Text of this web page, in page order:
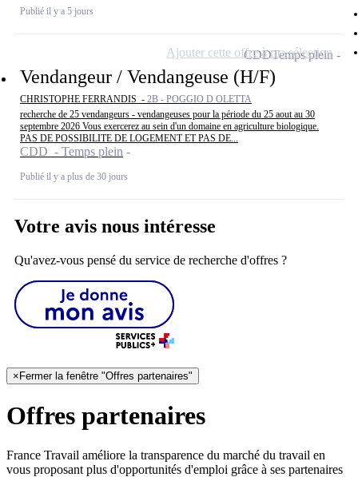
Publié il y a 5 jours
Vendangeur / Vendangeuse (H/F)
CHRISTOPHE FERRANDIS - 2B - POGGIO D OLETTA
recherche de 25 vendangeurs - vendangeuses pour la période du 25 aout au 30
septembre 2026 Vous exercerez au sein d'un domaine en agriculture biologique.
PAS DE POSSIBILITE DE LOGEMENT ET PAS DE...
CDD - Temps plein
Publié il y a plus de 30 jours
CDDTemps plein
Ajouter cette offre à ma sélection
Votre avis nous intéresse
Qu'avez-vous pensé du service de recherche d'offres ?
× Fermer la fenêtre "Offres partenaires"
Offres partenaires
France Travail améliore la transparence du marché du travail en
vous proposant plus d'opportunités d'emploi grâce à ses partenaires